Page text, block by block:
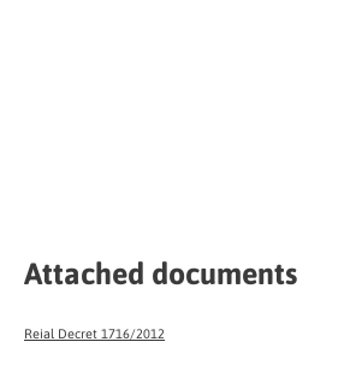
Attached documents
Reial Decret 1716/2012